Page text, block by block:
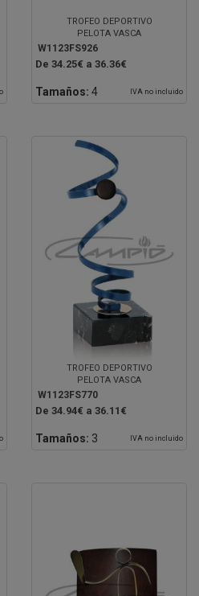
TROFEO DEPORTIVO
PELOTA VASCA
W1123FS926
De 34.25€ a 36.36€
Tamaños: 4 IVA no incluido
TROFEO DEPORTIVO
PELOTA VASCA
W1123FS770
De 34.94€ a 36.11€
Tamaños: 3 IVA no incluido